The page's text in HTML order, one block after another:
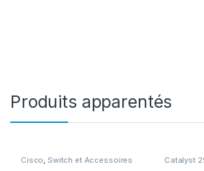
Produits apparentés
Cisco, Switch et Accessoires Catalyst